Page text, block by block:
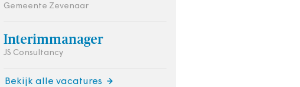
Gemeente Zevenaar
Interimmanager
JS Consultancy
Bekijk alle vacatures